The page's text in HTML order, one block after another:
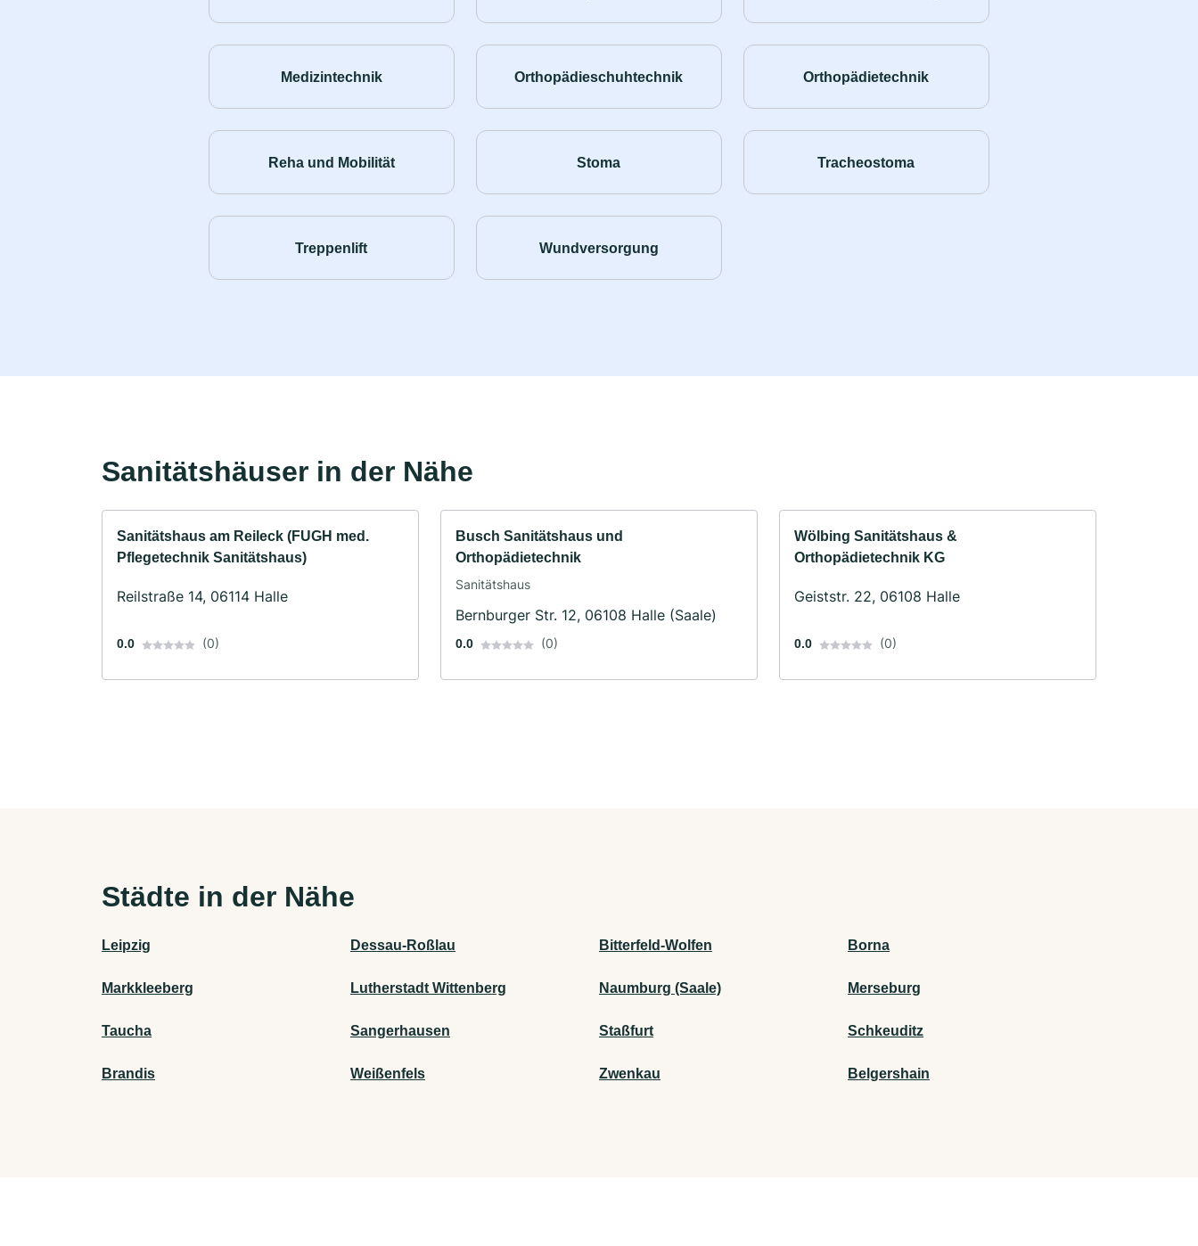
Medizintechnik Orthopädieschuhtechnik Orthopädietechnik
Reha und Mobilität Stoma Tracheostoma
Treppenlift Wundversorgung
Sanitätshäuser in der Nähe
Sanitätshaus am Reileck (FUGH med.
Pflegetechnik Sanitätshaus)
Reilstraße 14, 06114 Halle
0.0 (0)
Busch Sanitätshaus und
Orthopädietechnik
Sanitätshaus
Bernburger Str. 12, 06108 Halle (Saale)
0.0 (0)
Wölbing Sanitätshaus &
Orthopädietechnik KG
Geiststr. 22, 06108 Halle
0.0 (0)
Städte in der Nähe
Leipzig Dessau-Roßlau Bitterfeld-Wolfen Borna
Markkleeberg Lutherstadt Wittenberg Naumburg (Saale) Merseburg
Taucha Sangerhausen Staßfurt Schkeuditz
Brandis Weißenfels Zwenkau Belgershain